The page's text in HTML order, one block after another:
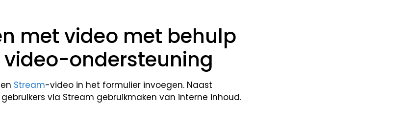
met video met behulp
ondersteuning
Stream-video in het formulier invoegen. Naast
via Stream gebruikmaken van interne inhoud.